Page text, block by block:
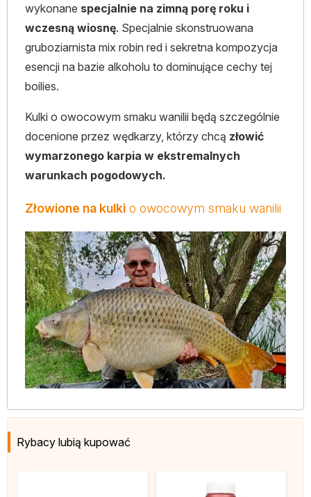
wykonane specjalnie na zimną porę roku i
wczesną wiosnę. Specjalnie skonstruowana
gruboziarnista mix robin red i sekretna kompozycja
esencji na bazie alkoholu to dominujące cechy tej
boilies.
Kulki o owocowym smaku wanilii będą szczególnie
docenione przez wędkarzy, którzy chcą złowić
wymarzonego karpia w ekstremalnych
warunkach pogodowych.
Złowione na kulki o owocowym smaku wanilii
Rybacy lubią kupować